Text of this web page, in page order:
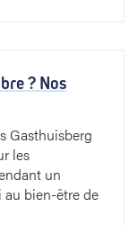
? Nos
Gasthuisberg
les
un
bien-être de